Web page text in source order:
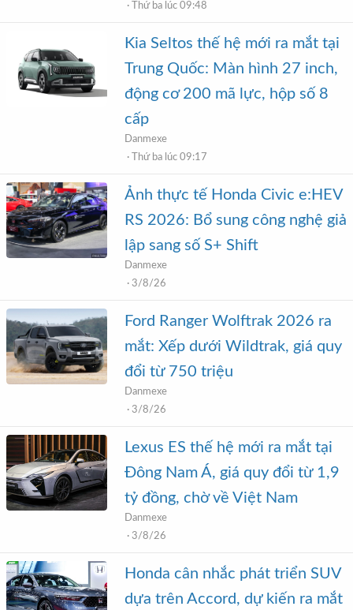
Thứ ba lúc 09:48
Kia Seltos thế hệ mới ra mắt tại
Trung Quốc: Màn hình 27 inch,
động cơ 200 mã lực, hộp số 8
cấp
Danmexe
Thứ ba lúc 09:17
Ảnh thực tế Honda Civic e:HEV
RS 2026: Bổ sung công nghệ giả
lập sang số S+ Shift
Danmexe
3/8/26
Ford Ranger Wolftrak 2026 ra
mắt: Xếp dưới Wildtrak, giá quy
đổi từ 750 triệu
Danmexe
3/8/26
Lexus ES thế hệ mới ra mắt tại
Đông Nam Á, giá quy đổi từ 1,9
tỷ đồng, chờ về Việt Nam
Danmexe
3/8/26
Honda cân nhắc phát triển SUV
dựa trên Accord, dự kiến ra mắt